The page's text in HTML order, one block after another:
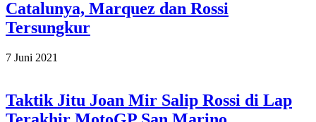
Catalunya, Marquez dan Rossi
Tersungkur
2021-
7 Juni 2021
Taktik Jitu Joan Mir Salip Rossi di Lap